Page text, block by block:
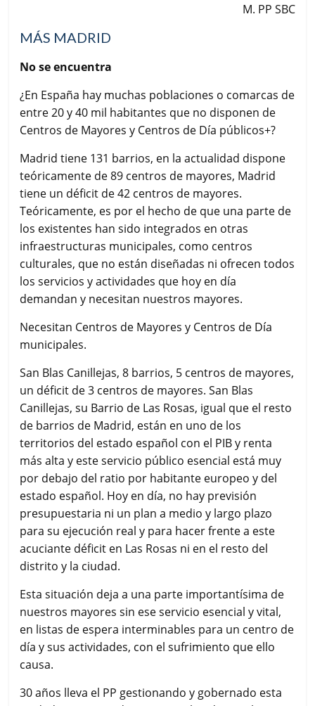
M. PP SBC
MÁS MADRID
No se encuentra
¿En España hay muchas poblaciones o comarcas de
entre 20 y 40 mil habitantes que no disponen de
Centros de Mayores y Centros de Día públicos+?
Madrid tiene 131 barrios, en la actualidad dispone
teóricamente de 89 centros de mayores, Madrid
tiene un déficit de 42 centros de mayores.
Teóricamente, es por el hecho de que una parte de
los existentes han sido integrados en otras
infraestructuras municipales, como centros
culturales, que no están diseñadas ni ofrecen todos
los servicios y actividades que hoy en día
demandan y necesitan nuestros mayores.
Necesitan Centros de Mayores y Centros de Día
municipales.
San Blas Canillejas, 8 barrios, 5 centros de mayores,
un déficit de 3 centros de mayores. San Blas
Canillejas, su Barrio de Las Rosas, igual que el resto
de barrios de Madrid, están en uno de los
territorios del estado español con el PIB y renta
más alta y este servicio público esencial está muy
por debajo del ratio por habitante europeo y del
estado español. Hoy en día, no hay previsión
presupuestaria ni un plan a medio y largo plazo
para su ejecución real y para hacer frente a este
acuciante déficit en Las Rosas ni en el resto del
distrito y la ciudad.
Esta situación deja a una parte importantísima de
nuestros mayores sin ese servicio esencial y vital,
en listas de espera interminables para un centro de
día y sus actividades, con el sufrimiento que ello
causa.
30 años lleva el PP gestionando y gobernado esta